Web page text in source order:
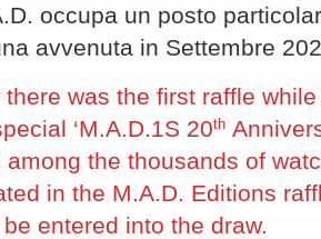
occupa un posto
avvenuta in Settembre
there was the first raffle
‘M.A.D.1S 20th
among the thousands of
in the M.A.D. Editions
entered into the draw.